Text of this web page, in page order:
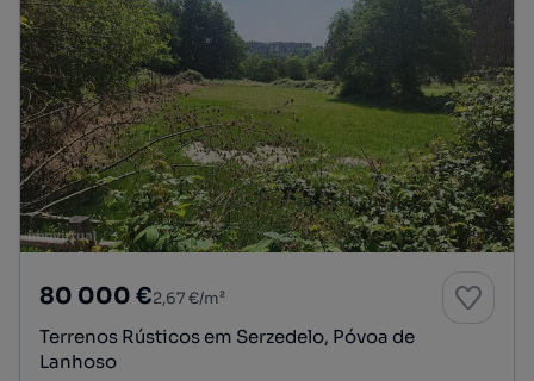
80 000 €2,67 €/m²
Terrenos Rústicos em Serzedelo, Póvoa de
Lanhoso